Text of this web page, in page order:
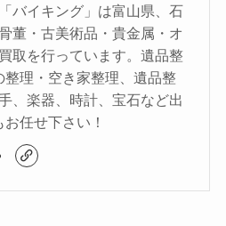
バイキング」は富山県、石
董・古美術品・貴金属・オ
取を行っています。遺品整
理・空き家整理、遺品整
、楽器、時計、宝石など出
任せ下さい！